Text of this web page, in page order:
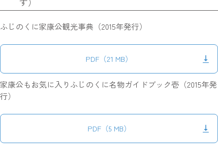
ふじのくに家康公観光事典（2015年発行）
PDF（21 MB）
家康公もお気に入りふじのくに名物ガイドブック壱（2015年発
行）
PDF（5 MB）